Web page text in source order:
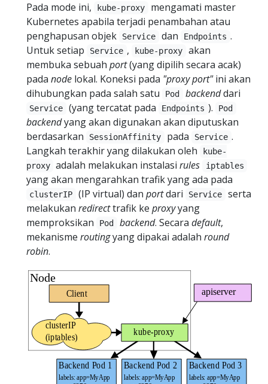
Pada mode ini, kube-proxy
mengamati master
Kubernetes apabila terjadi penambahan atau
penghapusan objek
Service dan Endpoints .
Untuk setiap
Service , kube-proxy
akan
membuka sebuah port(yang dipilih secara acak)
pada node lokal. Koneksi pada "proxy port"ini akan
dihubungkan pada salah satu
Pod backenddari
Service (yang tercatat pada Endpoints ). Pod
backendyang akan digunakan akan diputuskan
berdasarkan
SessionAffinity pada Service .
Langkah terakhir yang dilakukan oleh
kube-
proxy adalah melakukan instalasirules iptables
yang akan mengarahkan trafik yang ada pada
clusterIP (IP virtual) dan portdari Service
serta
melakukan redirecttrafik ke proxyyang
memproksikan
Pod backend. Secara default,
mekanisme routingyang dipakai adalah round
robin.